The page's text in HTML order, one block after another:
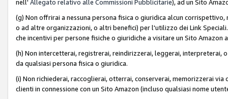
nell' Allegato relativo alle Commissioni Pubblicitarie), ad un Sito
(g) Non offrirai a nessuna persona fisica o giuridica alcun
o ad altre organizzazioni, o altri benefici) per l'utilizzo dei Link
che incentivi per persone fisiche o giuridiche a visitare un Sito
(h) Non intercetterai, registrerai, reindirizzerai, leggerai,
da qualsiasi persona fisica o giuridica.
(i) Non richiederai, raccoglierai, otterrai, conserverai, memorizzerai
clienti in connessione con un Sito Amazon (incluso qualsiasi nome